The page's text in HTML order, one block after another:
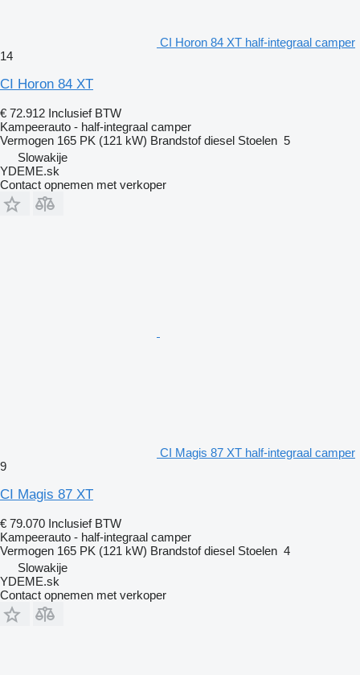
CI Horon 84 XT half-integraal camper
14
CI Horon 84 XT
€ 72.912 Inclusief BTW
Kampeerauto - half-integraal camper
Vermogen 165 PK (121 kW) Brandstof diesel Stoelen 5
Slowakije
YDEME.sk
Contact opnemen met verkoper
CI Magis 87 XT half-integraal camper
9
CI Magis 87 XT
€ 79.070 Inclusief BTW
Kampeerauto - half-integraal camper
Vermogen 165 PK (121 kW) Brandstof diesel Stoelen 4
Slowakije
YDEME.sk
Contact opnemen met verkoper